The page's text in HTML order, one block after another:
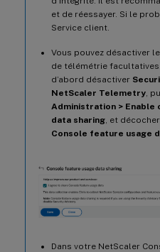
et de réessayer. Si le
Service client.
Vous pouvez désactiver
de télémétrie
d’abord désactiver
NetScaler Telemetry,
Administration >
data sharing, et
Console feature usage
Dans votre NetScaler